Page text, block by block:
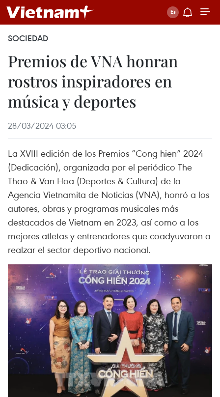
SOCIEDAD
Premios de VNA honran
rostros inspiradores en
música y deportes
28/03/2024 03:05
La XVIII edición de los Premios “Cong hien” 2024
(Dedicación), organizada por el periódico The
Thao & Van Hoa (Deportes & Cultura) de la
Agencia Vietnamita de Noticias (VNA), honró a los
autores, obras y programas musicales más
destacados de Vietnam en 2023, así como a los
mejores atletas y entrenadores que coadyuvaron a
realzar el sector deportivo nacional.